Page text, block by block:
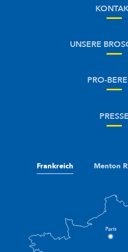
UNSERE
PRO-
PRESSE
Frankreich Menton